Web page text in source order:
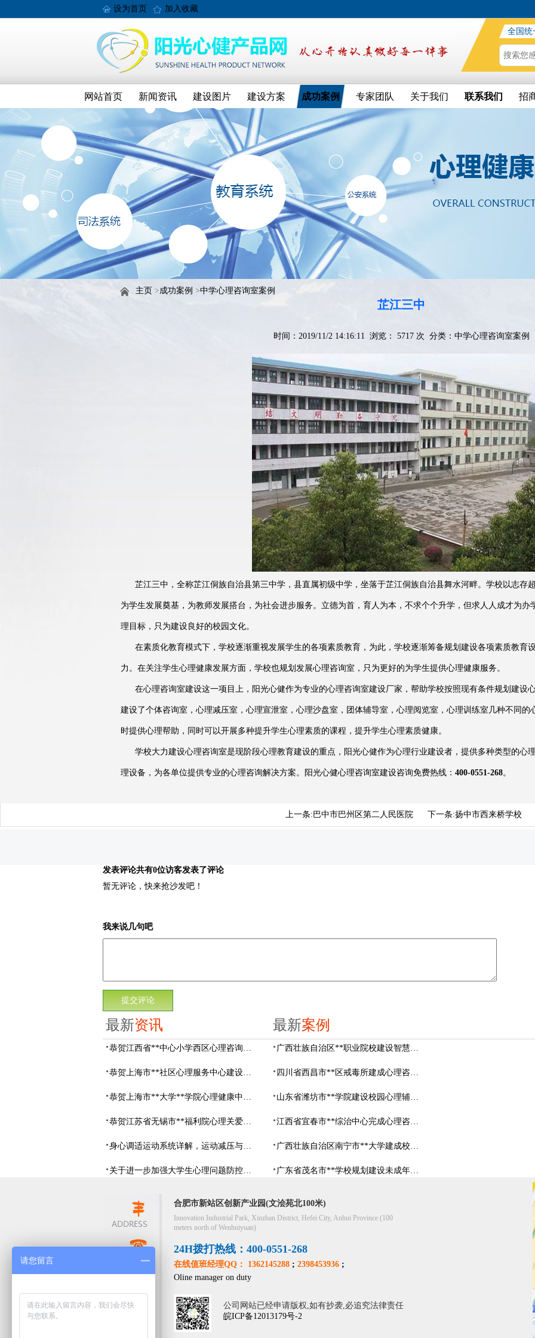
设为首页 加入收藏
全国统
网站首页 新闻资讯 建设图片 建设方案 成功案例 专家团队 关于我们 联系我们 招
主页 >成功案例 >中学心理咨询室案例
芷江三中
时间：2019/11/2 14:16:11 浏览： 5717 次 分类： 中学心理咨询室案例
芷江三中，全称芷江侗族自治县第三中学，县直属初级中学，坐落于芷江侗族自治县舞水河畔。学校以志存
为学生发展奠基，为教师发展搭台，为社会进步服务。立德为首，育人为本，不求个个升学，但求人人成才为办
理目标，只为建设良好的校园文化。
在素质化教育模式下，学校逐渐重视发展学生的各项素质教育，为此，学校逐渐筹备规划建设各项素质教育
力。在关注学生心理健康发展方面，学校也规划发展心理咨询室，只为更好的为学生提供心理健康服务。
在心理咨询室建设这一项目上，阳光心健作为专业的心理咨询室建设厂家，帮助学校按照现有条件规划建设
建设了个体咨询室，心理减压室，心理宣泄室，心理沙盘室，团体辅导室，心理阅览室，心理训练室几种不同的
时提供心理帮助，同时可以开展多种提升学生心理素质的课程，提升学生心理素质健康。
学校大力建设心理咨询室是现阶段心理教育建设的重点，阳光心健作为心理行业建设者，提供多种类型的心
理设备，为各单位提供专业的心理咨询解决方案。阳光心健心理咨询室建设咨询免费热线： 400-0551-268。
上一条: 巴中市巴州区第二人民医院 下一条:扬中市西来桥学校
发表评论共有0位访客发表了评论
暂无评论，快来抢沙发吧！
我来说几句吧
最新资讯
恭贺江西省**中心小学西区心理咨询教室设备采购项目由阳光心健代理商中标
恭贺上海市**社区心理服务中心建设项目由阳光心健代理商中标
恭贺上海市**大学**学院心理健康中心建设项目由阳光心健代理商中标
恭贺江苏省无锡市**福利院心理关爱中心建设项目由阳光心健代理商中标
身心调适运动系统详解，运动减压与心理调适全指南
关于进一步加强大学生心理问题防控，防控大学生心理危机
最新案例
广西壮族自治区**职业院校建设智慧校园心理咨询室
四川省西昌市**区戒毒所建成心理咨询室
山东省​潍坊市**学院建设校园心理辅导中心
江西省宜春市**综治中心完成心理咨询室建设
广西壮族自治区南宁市**大学建成校园心理咨询室
广东省茂名市**学校规划建设未成年人辅导中心
合肥市新站区创新产业园(文浍苑北100米)
Innovation Industrial Park, Xinzhan District, Hefei City, Anhui Province (100
meters north of Wenhuiyuan)
24H拨打热线：400-0551-268
在线值班经理QQ： 1362145288 ; 2398453936 ;
Oline manager on duty
公司网站已经申请版权,如有抄袭,必追究法律责任
皖ICP备12013179号-2
请您留言